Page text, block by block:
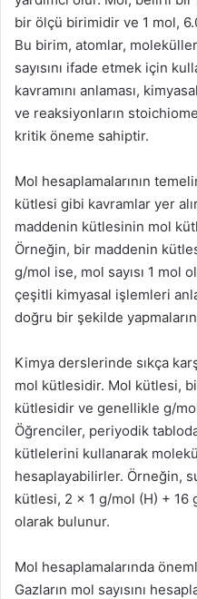
bir ölçü birimidir ve 1 mol,
Bu birim, atomlar,
sayısını ifade etmek için
kavramını anlaması,
ve reaksiyonların
kritik öneme sahiptir.
Mol hesaplamalarının
kütlesi gibi kavramlar yer
maddenin kütlesinin mol
Örneğin, bir maddenin
g/mol ise, mol sayısı 1 mol
çeşitli kimyasal işlemleri
doğru bir şekilde
Kimya derslerinde sıkça
mol kütlesidir. Mol kütlesi,
kütlesidir ve genellikle g/
Öğrenciler, periyodik
kütlelerini kullanarak
hesaplayabilirler. Örneğin,
kütlesi, 2 x 1 g/mol (H) + 16
olarak bulunur.
Mol hesaplamalarında
Gazların mol sayısını